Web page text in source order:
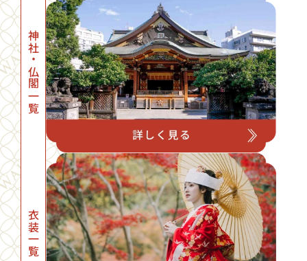
神社・仏閣一覧
衣装一覧